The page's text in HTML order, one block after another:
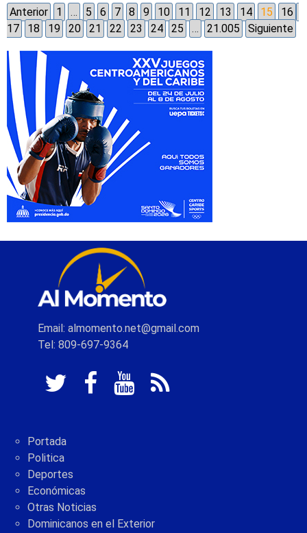
Anterior
1 … 5 6 7 8 9 10 11 12 13 14 15
16
17
18 19 20 21 22 23 24 25 … 21.005 Siguiente
Email: almomento.net@gmail.com
Tel: 809-697-9364
Portada
Politica
Deportes
Económicas
Otras Noticias
Dominicanos en el Exterior